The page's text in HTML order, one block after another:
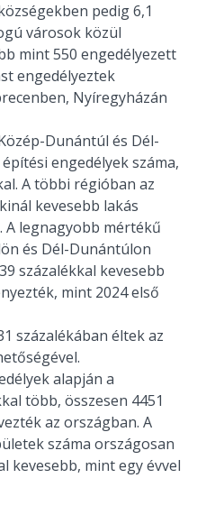
pedig 6,1
városok közül
mint 550 engedélyezett
engedélyeztek
Nyíregyházán
Dunántúl és Dél-
engedélyek száma,
A többi régióban az
kevesebb lakás
A legnagyobb mértékű
és Dél-Dunántúlon
százalékkal kevesebb
mint 2024 első
százalékában éltek az
alapján a
több, összesen 4451
az országban. A
száma országosan
kevesebb, mint egy évvel